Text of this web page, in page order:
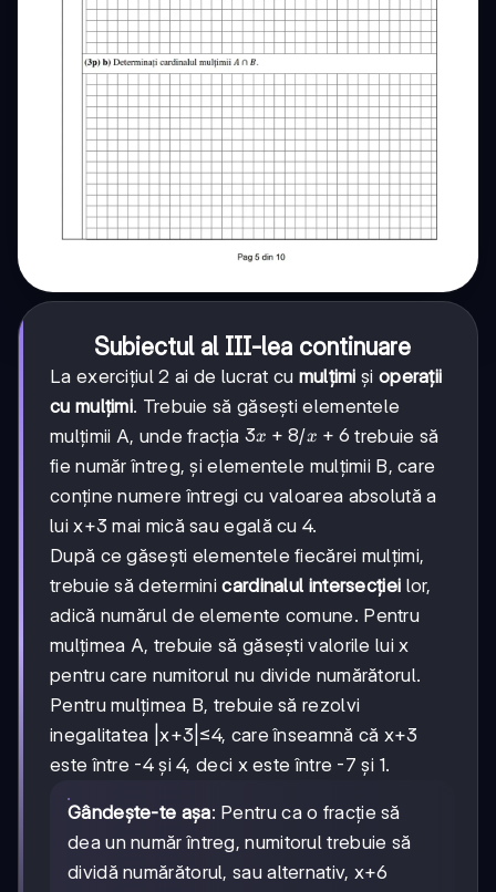
Subiectul al III-lea continuare
La exercițiul 2 ai de lucrat cu mulțimi și operații
cu mulțimi. Trebuie să găsești elementele
mulțimii A, unde fracția 3x+8
3x + 8/x+6
x + 6 trebuie să
fie număr întreg, și elementele mulțimii B, care
conține numere întregi cu valoarea absolută a
lui x+3 mai mică sau egală cu 4.
După ce găsești elementele fiecărei mulțimi,
trebuie să determinicardinalul intersecției lor,
adică numărul de elemente comune. Pentru
mulțimea A, trebuie să găsești valorile lui x
pentru care numitorul nu divide numărătorul.
Pentru mulțimea B, trebuie să rezolvi
inegalitatea |x+3|≤4, care înseamnă că x+3
este între -4 și 4, deci x este între -7 și 1.
Gândește-te așa: Pentru ca o fracție să
dea un număr întreg, numitorul trebuie să
dividă numărătorul, sau alternativ, x+6